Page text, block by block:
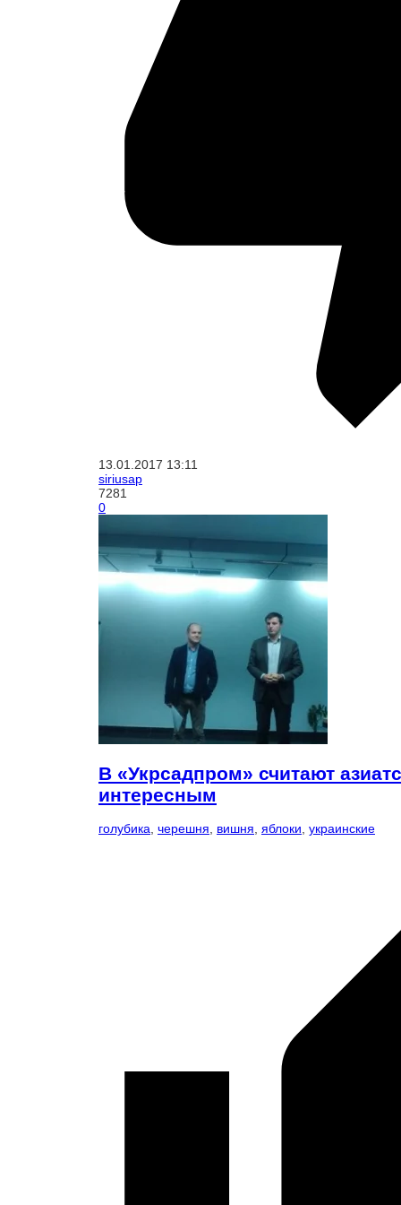
13.01.2017 13:11
siriusap
7281
0
В «Укрсадпром» считают
интересным
голубика, черешня, вишня, яблоки, украинские